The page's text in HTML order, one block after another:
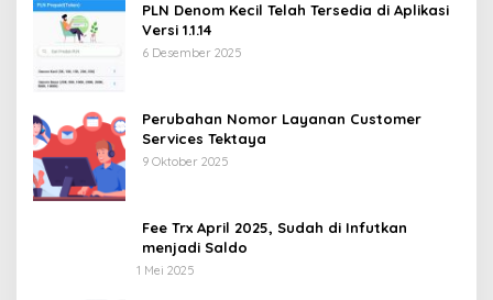
PLN Denom Kecil Telah Tersedia di Aplikasi
Versi 1.1.14
6 Desember 2025
Perubahan Nomor Layanan Customer
Services Tektaya
9 Oktober 2025
Fee Trx April 2025, Sudah di Infutkan
menjadi Saldo
1 Mei 2025